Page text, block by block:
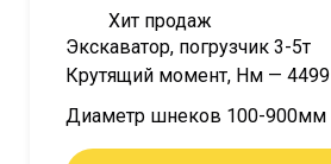
Хит продаж
Экскаватор, погрузчик 3-5т
Крутящий момент, Нм — 4499
Диаметр шнеков 100-900мм